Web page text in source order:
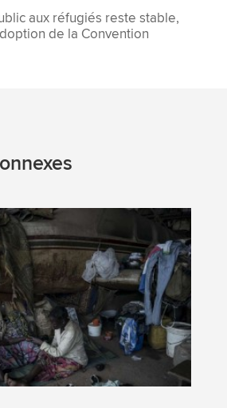
aux réfugiés reste stable,
de la Convention